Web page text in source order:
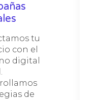
tu
con el
digital
de
y
tu
la
de
con
de
que
y
en